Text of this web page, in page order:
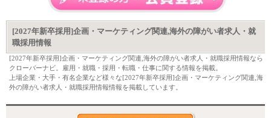
[2027年新卒採用]企画・マーケティング関連,海外の障がい者求人・就
職採用情報
[2027年新卒採用]企画・マーケティング関連,海外の障がい者求人・就職採用情報なら
クローバーナビ。雇用・就職・採用・転職・仕事に関する情報を掲載。
上場企業・大手・有名企業など様々な[2027年新卒採用]企画・マーケティング関連,海
外の障がい者求人・就職採用情報情報を掲載しています。